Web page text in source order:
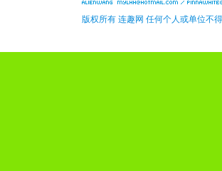
版权所有 连趣网 任何个人或单位不